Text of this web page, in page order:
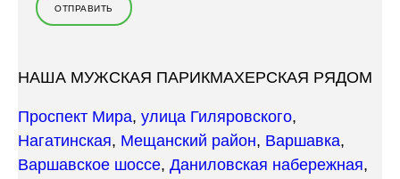
НАША МУЖСКАЯ ПАРИКМАХЕРСКАЯ РЯДОМ
Проспект Мира, улица Гиляровского,
Нагатинская, Мещанский район, Варшавка,
Варшавское шоссе, Даниловская набережная,